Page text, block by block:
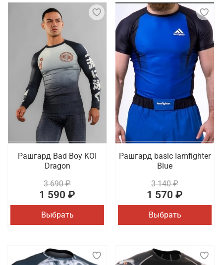
Рашгард Bad Boy KOI
Dragon
3 690 ₽
1 590 ₽
Выбрать
Рашгард basic Iamfighter
Blue
3 140 ₽
1 570 ₽
Выбрать